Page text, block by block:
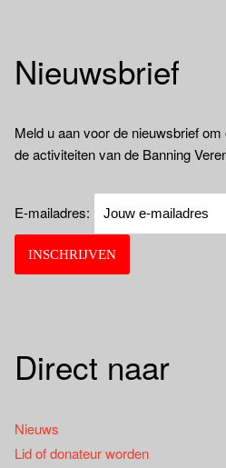
Nieuwsbrief
Meld u aan voor de nieuwsbrief
de activiteiten van de Banning
E-mailadres:
Direct naar
Nieuws
Lid of donateur worden